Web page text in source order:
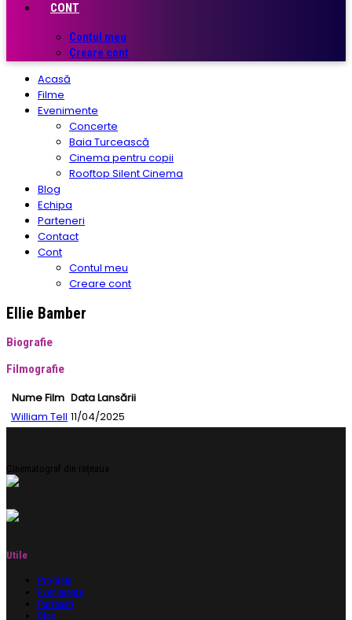
CONT
Contul meu
Creare cont
Acasă
Filme
Evenimente
Concerte
Baia Turcească
Cinema pentru copii
Rooftop Silent Cinema
Blog
Echipa
Parteneri
Contact
Cont
Contul meu
Creare cont
Ellie Bamber
Biografie
Filmografie
Nume Film Data Lansării
William Tell 11/04/2025
Cinematograf din rețeaua
Utile
Program
Evenimente
Parteneri
Blog